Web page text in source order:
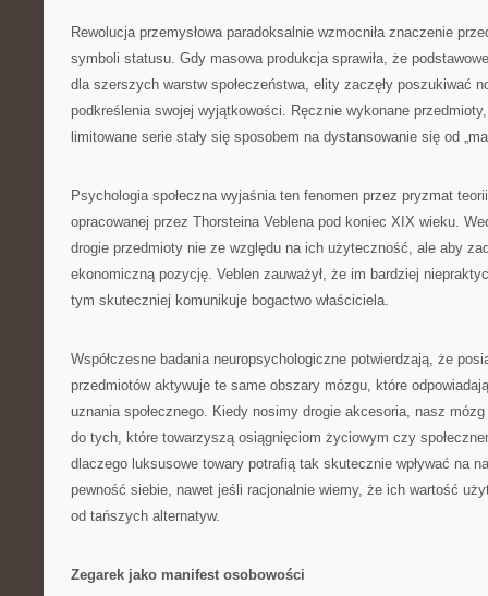
Rewolucja przemysłowa paradoksalnie wzmocniła znaczenie
symboli statusu. Gdy masowa produkcja sprawiła, że
dla szerszych warstw społeczeństwa, elity zaczęły poszukiwać
podkreślenia swojej wyjątkowości. Ręcznie wykonane
limitowane serie stały się sposobem na dystansowanie się od
Psychologia społeczna wyjaśnia ten fenomen przez pryzmat
opracowanej przez Thorsteina Veblena pod koniec XIX wieku.
drogie przedmioty nie ze względu na ich użyteczność, ale aby
ekonomiczną pozycję. Veblen zauważył, że im bardziej
tym skuteczniej komunikuje bogactwo właściciela.
Współczesne badania neuropsychologiczne potwierdzają, że
przedmiotów aktywuje te same obszary mózgu, które
uznania społecznego. Kiedy nosimy drogie akcesoria, nasz
do tych, które towarzyszą osiągnięciom życiowym czy
dlaczego luksusowe towary potrafią tak skutecznie wpływać na
pewność siebie, nawet jeśli racjonalnie wiemy, że ich wartość
od tańszych alternatyw.
Zegarek jako manifest osobowości